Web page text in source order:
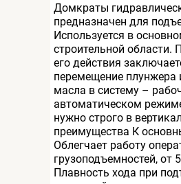
Домкраты
предназначен для
Используется в
строительной
его действия
перемещение плунжера
масла в систему –
автоматическом
нужно строго в
преимущества К
Облегчает работу
грузоподъемностей, от
Плавность хода при